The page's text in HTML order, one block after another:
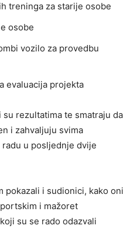
treninga za starije osobe
osobe
vozilo za provedbu
evaluacija projekta
rezultatima te smatraju da
i zahvaljuju svima
u posljednje dvije
pokazali i sudionici, kako oni
i mažoret
su se rado odazvali